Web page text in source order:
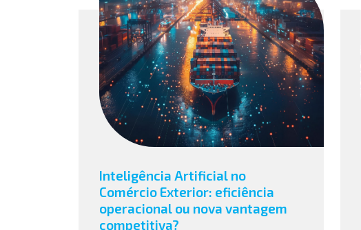
Inteligência Artificial no
Comércio Exterior: eficiência
operacional ou nova vantagem
competitiva?